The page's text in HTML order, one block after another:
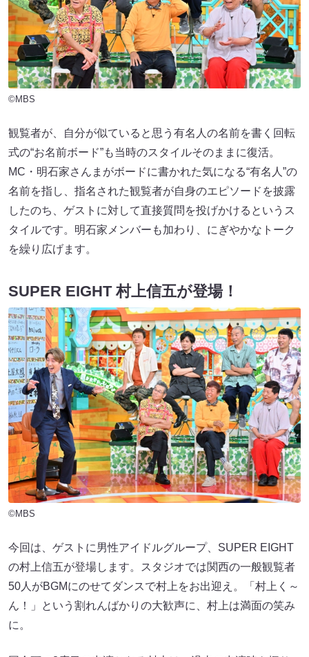
©MBS
観覧者が、自分が似ていると思う有名人の名前を書く回転
式の“お名前ボード”も当時のスタイルそのままに復活。
MC・明石家さんまがボードに書かれた気になる“有名人”の
名前を指し、指名された観覧者が自身のエピソードを披露
したのち、ゲストに対して直接質問を投げかけるというス
タイルです。明石家メンバーも加わり、にぎやかなトーク
を繰り広げます。
SUPER EIGHT 村上信五が登場！
©MBS
今回は、ゲストに男性アイドルグループ、SUPER EIGHT
の村上信五が登場します。スタジオでは関西の一般観覧者
50人がBGMにのせてダンスで村上をお出迎え。「村上く～
ん！」という割れんばかりの大歓声に、村上は満面の笑み
に。